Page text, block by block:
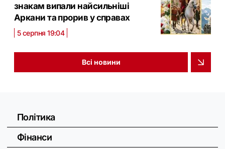
знакам випали найсильніші
Аркани та прорив у справах
5 серпня 19:04
Всі новини
Політика
Фінанси